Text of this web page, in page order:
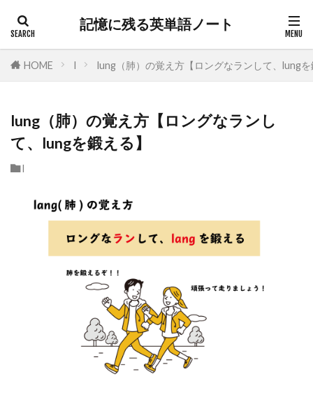
記憶に残る英単語ノート
HOME l lung（肺）の覚え方【ロングなランして、lung
lung（肺）の覚え方【ロングなランし
て、lungを鍛える】
l